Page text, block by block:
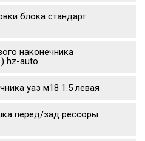
блока стандарт
наконечника
hz-auto
уаз м18 1.5 левая
перед/зад рессоры